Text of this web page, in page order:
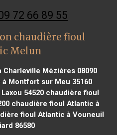
72 66 89 55
chaudière fioul
Melun
Mézières 08090
Montfort sur Meu 35160
54520 chaudière fioul
chaudière fioul Atlantic à
fioul Atlantic à Vouneuil
86580